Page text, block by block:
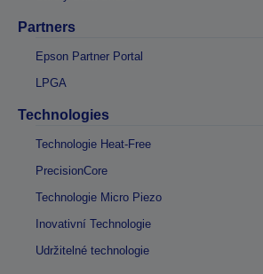
Partners
Epson Partner Portal
LPGA
Technologies
Technologie Heat-Free
PrecisionCore
Technologie Micro Piezo
Inovativní Technologie
Udržitelné technologie